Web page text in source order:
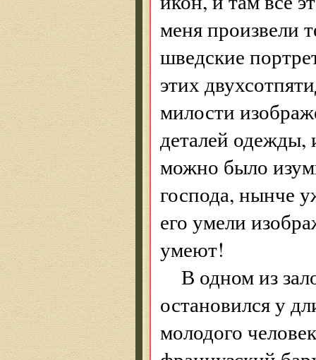
меня произвели
шведские
этих
милости
деталей одежды,
можно было
господа, нынче
его умели
умеют!
В одном из
остановился у
молодого